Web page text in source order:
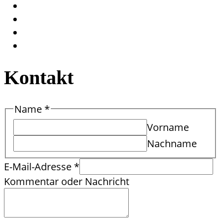
Kontakt
E-
Mail-
Adresse
Nachricht
Kommentar
Name *
Vorname
Nachname
E-Mail-Adresse *
Kommentar oder Nachricht